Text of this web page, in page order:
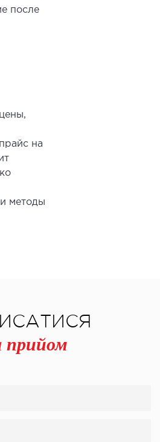
ЕКСТРАКЦІЙНА
после
на
методы
прийом